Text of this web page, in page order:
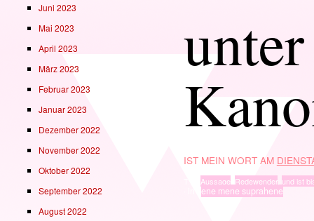
IST MEIN WORT AM
Aussage, Redewender, und ist
ene mene suprahene
Juni 2023
Mai 2023
April 2023
März 2023
Februar 2023
Januar 2023
Dezember 2022
November 2022
Oktober 2022
September 2022
August 2022